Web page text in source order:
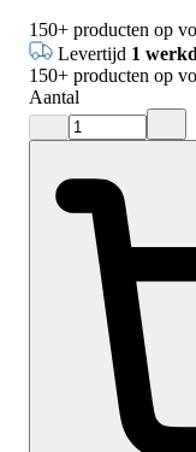
150+ producten op
Levertijd 1
150+ producten op
Aantal